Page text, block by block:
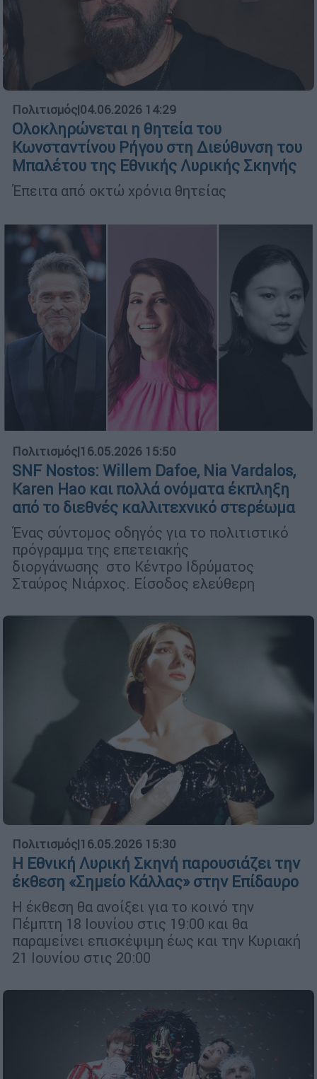
Πολιτισμός|04.06.2026 14:29
Ολοκληρώνεται η θητεία του
Κωνσταντίνου Ρήγου στη Διεύθυνση του
Μπαλέτου της Εθνικής Λυρικής Σκηνής
Έπειτα από οκτώ χρόνια θητείας
Πολιτισμός|16.05.2026 15:50
SNF Nostos: Willem Dafoe, Nia Vardalos,
Karen Hao και πολλά ονόματα έκπληξη
από το διεθνές καλλιτεχνικό στερέωμα
Ένας σύντομος οδηγός για το πολιτιστικό
πρόγραμμα της επετειακής
διοργάνωσης στο Κέντρο Ιδρύματος
Σταύρος Νιάρχος. Είσοδος ελεύθερη
Πολιτισμός|16.05.2026 15:30
Η Εθνική Λυρική Σκηνή παρουσιάζει την
έκθεση «Σημείο Κάλλας» στην Επίδαυρο
Η έκθεση θα ανοίξει για το κοινό την
Πέμπτη 18 Ιουνίου στις 19:00 και θα
παραμείνει επισκέψιμη έως και την Κυριακή
21 Ιουνίου στις 20:00